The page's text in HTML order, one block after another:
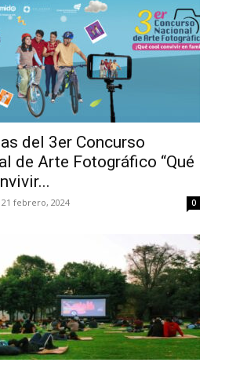
del 3er Concurso
de Arte Fotográfico “Qué
21 febrero, 2024 0